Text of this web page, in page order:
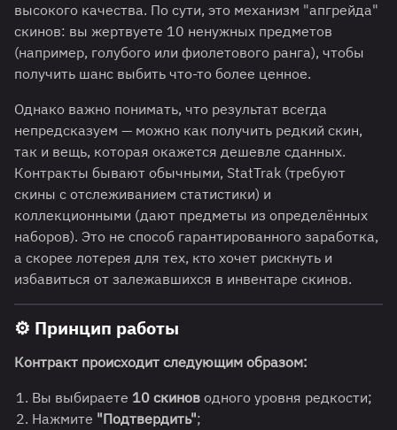
высокого качества. По сути, это механизм "апгрейда"
скинов: вы жертвуете 10 ненужных предметов
(например, голубого или фиолетового ранга), чтобы
получить шанс выбить что-то более ценное.
Однако важно понимать, что результат всегда
непредсказуем — можно как получить редкий скин,
так и вещь, которая окажется дешевле сданных.
Контракты бывают обычными, StatTrak (требуют
скины с отслеживанием статистики) и
коллекционными (дают предметы из определённых
наборов). Это не способ гарантированного заработка,
а скорее лотерея для тех, кто хочет рискнуть и
избавиться от залежавшихся в инвентаре скинов.
⚙️ Принцип работы
Контракт происходит следующим образом:
Вы выбираете 10 скинов одного уровня редкости;
Нажмите "Подтвердить";